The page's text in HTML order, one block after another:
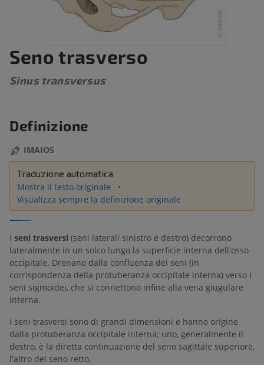
Seno trasverso
Sinus transversus
Definizione
IMAIOS
Traduzione automatica
Mostra il testo originale
Visualizza sempre la definizione originale
I seni trasversi (seni laterali sinistro e destro) decorrono
lateralmente in un solco lungo la superficie interna dell'osso
occipitale. Drenano dalla confluenza dei seni (in
corrispondenza della protuberanza occipitale interna) verso i
seni sigmoidei, che si connettono infine alla vena giugulare
interna.
I seni trasversi sono di grandi dimensioni e hanno origine
dalla protuberanza occipitale interna; uno, generalmente il
destro, è la diretta continuazione del seno sagittale superiore,
l'altro del seno retto.